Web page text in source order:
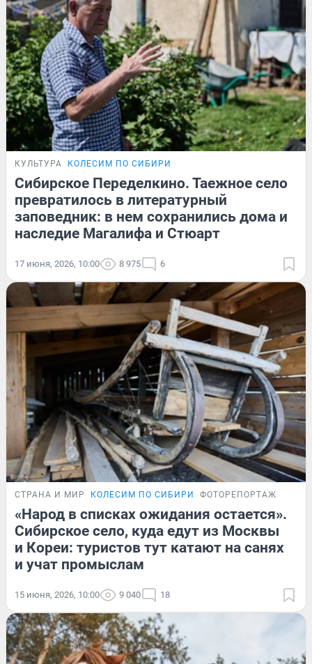
КУЛЬТУРА КОЛЕСИМ ПО СИБИРИ
Сибирское Переделкино. Таежное село
превратилось в литературный
заповедник: в нем сохранились дома и
наследие Магалифа и Стюарт
17 июня, 2026, 10:00 8 975 6
СТРАНА И МИР КОЛЕСИМ ПО СИБИРИ ФОТОРЕПОРТАЖ
«Народ в списках ожидания остается».
Сибирское село, куда едут из Москвы
и Кореи: туристов тут катают на санях
и учат промыслам
15 июня, 2026, 10:00 9 040 18